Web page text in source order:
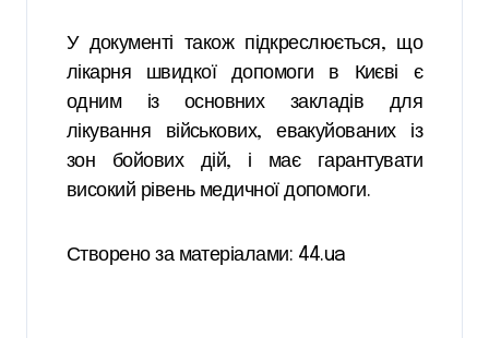
У документі також підкреслюється, що
лікарня швидкої допомоги в Києві є
одним із основних закладів для
лікування військових, евакуйованих із
зон бойових дій, і має гарантувати
високий рівень медичної допомоги.
Створено за матеріалами: 44.ua